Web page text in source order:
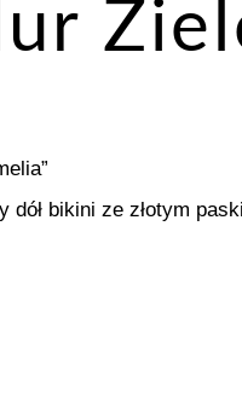
dół bikini ze złotym